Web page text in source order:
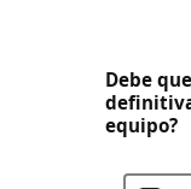
Debe
equipo?